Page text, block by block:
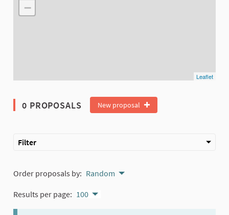
−
Leaflet
0 PROPOSALS New proposal
Filter
Order proposals by: Random
Results per page: 100